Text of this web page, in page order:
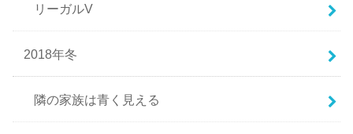
リーガルV
2018年冬
隣の家族は青く見える